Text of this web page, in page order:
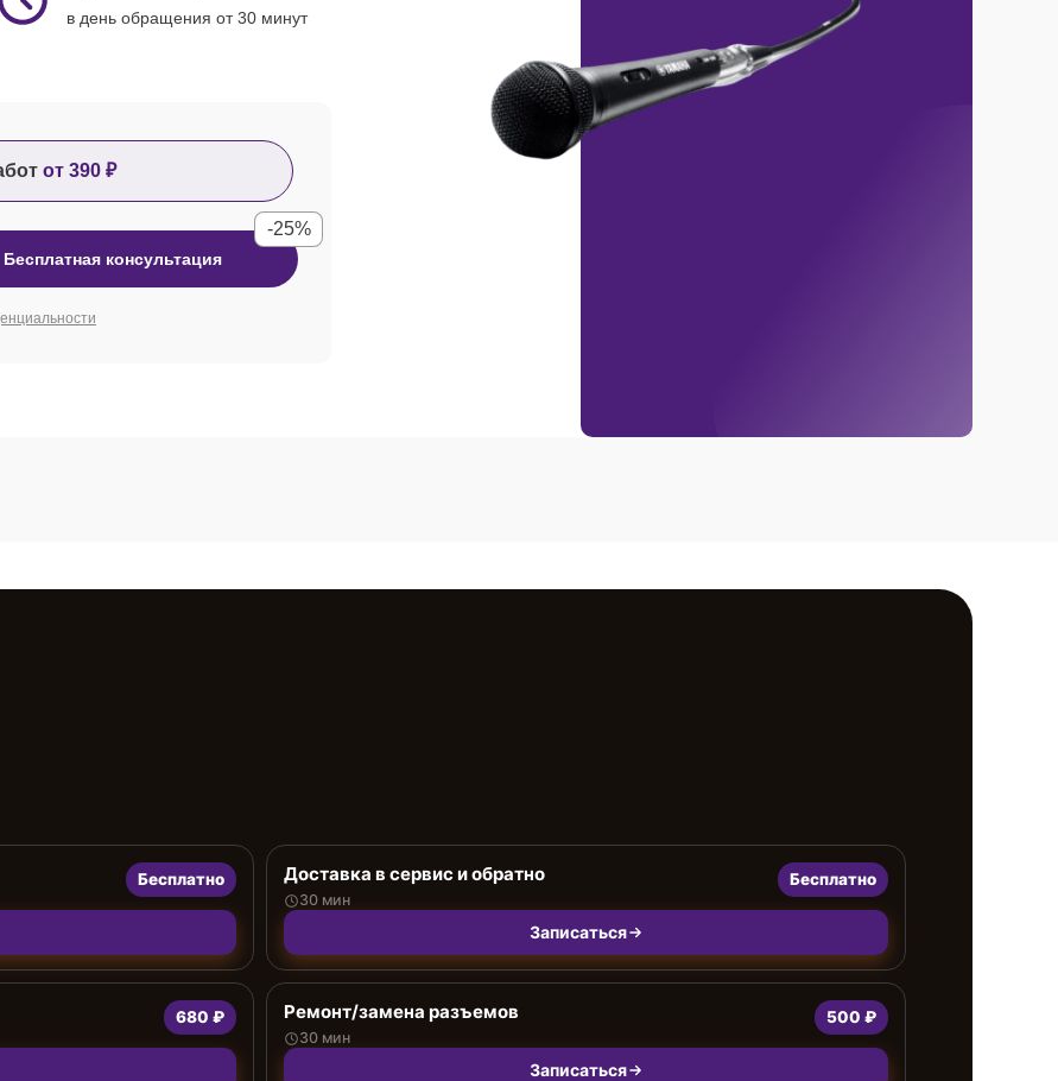
в день обращения от 30 минут
от 390 ₽
Бесплатная консультация
-25%
Бесплатно Доставка в сервис и обратно
30 мин
Бесплатно
Записаться
680 ₽ Ремонт/замена разъемов
30 мин
500 ₽
Записаться